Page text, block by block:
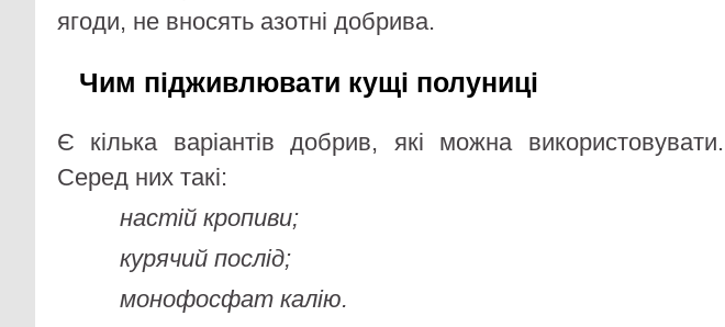
ягоди, не вносять азотні добрива.
Чим підживлювати кущі полуниці
Є кілька варіантів добрив, які можна використовувати.
Серед них такі:
настій кропиви;
курячий послід;
монофосфат калію.